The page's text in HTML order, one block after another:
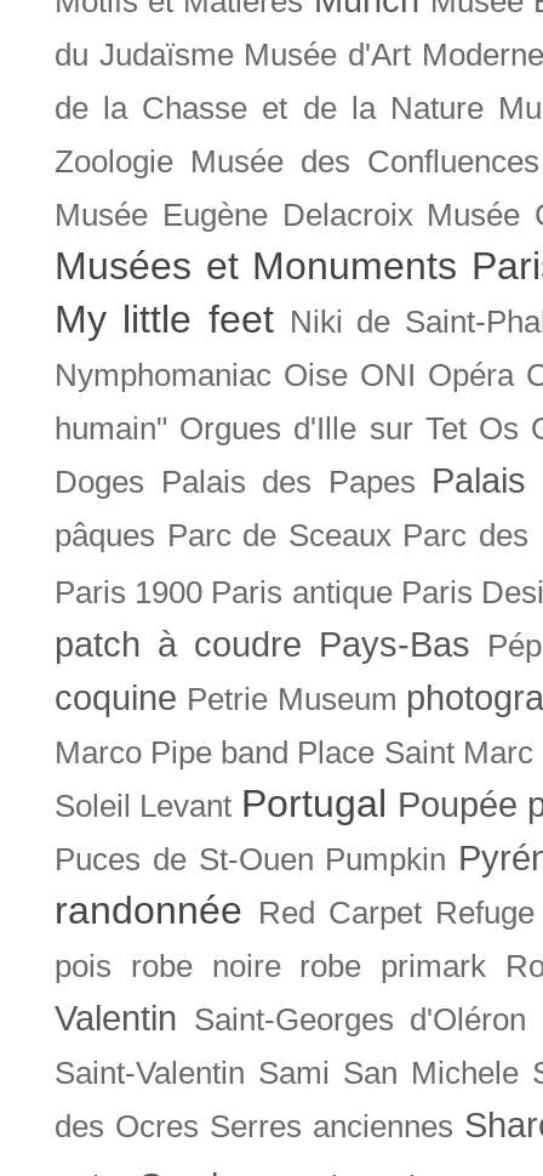
du Judaïsme Musée d'Art
de la Chasse et de la Nature
Zoologie Musée des Confluences
Musée Eugène Delacroix Musée
Musées et Monuments
My little feet Niki de Saint-
Nymphomaniac Oise ONI Opéra
humain" Orgues d'Ille sur Tet Os
Doges
Palais des Papes Palais
pâques Parc de Sceaux Parc des
Paris 1900 Paris antique Paris
patch à coudre Pays-Bas
coquine Petrie Museum
Marco Pipe band Place Saint Marc
Soleil Levant Portugal Poupée
Puces de St-Ouen Pumpkin
randonnée Red Carpet Refuge
pois
robe noire robe primark
Valentin Saint-Georges d'Oléron
Saint-Valentin Sami San Michele
des Ocres Serres anciennes